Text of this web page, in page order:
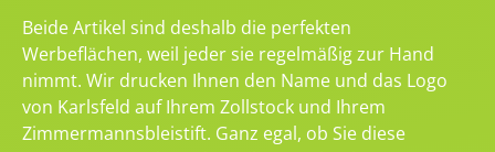
Beide Artikel sind deshalb die perfekten
Werbeflächen, weil jeder sie regelmäßig zur Hand
nimmt. Wir drucken Ihnen den Name und das Logo
von Karlsfeld auf Ihrem Zollstock und Ihrem
Zimmermannsbleistift. Ganz egal, ob Sie diese